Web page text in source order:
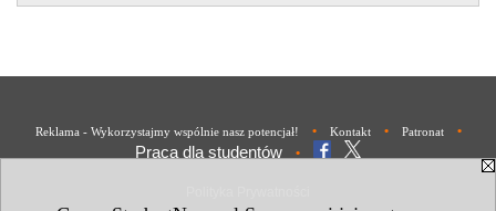
Reklama - Wykorzystajmy wspólnie nasz potencjał! • Kontakt • Patronat •
Praca dla studentów •